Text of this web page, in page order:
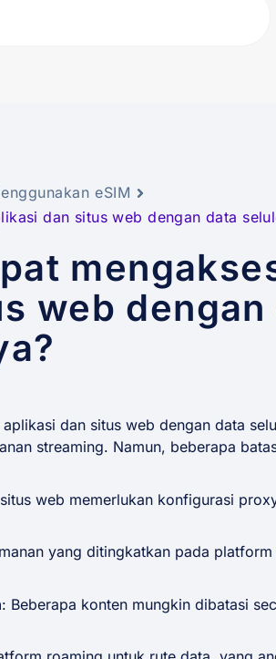
eSIM
dan situs web dengan data
web dengan
dan situs web dengan data
streaming. Namun, beberapa
web memerlukan konfigurasi
yang ditingkatkan pada
: Beberapa konten mungkin dibatasi